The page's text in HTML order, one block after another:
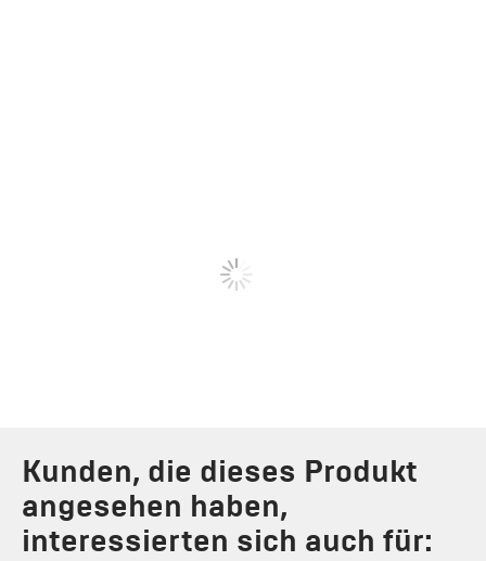
Kunden, die dieses Produkt
angesehen haben,
interessierten sich auch für: